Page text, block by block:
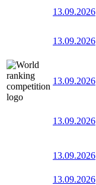
13.09.2026
13.09.2026
13.09.2026
13.09.2026
13.09.2026
13.09.2026